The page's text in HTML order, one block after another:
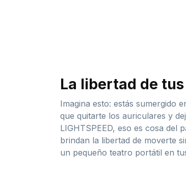
La libertad de
Imagina esto: estás sumergido
que quitarte los auriculares y
LIGHTSPEED, eso es cosa del
brindan la libertad de moverte
un pequeño teatro portátil en